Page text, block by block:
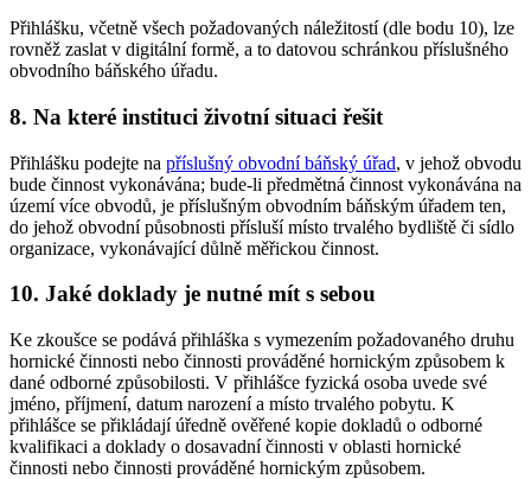
Přihlášku, včetně všech požadovaných náležitostí (dle bodu 10), lze
rovněž zaslat v digitální formě, a to datovou schránkou příslušného
obvodního báňského úřadu.
8. Na které instituci životní situaci řešit
Přihlášku podejte na příslušný obvodní báňský úřad, v jehož obvodu
bude činnost vykonávána; bude-li předmětná činnost vykonávána na
území více obvodů, je příslušným obvodním báňským úřadem ten,
do jehož obvodní působnosti přísluší místo trvalého bydliště či sídlo
organizace, vykonávající důlně měřickou činnost.
10. Jaké doklady je nutné mít s sebou
Ke zkoušce se podává přihláška s vymezením požadovaného druhu
hornické činnosti nebo činnosti prováděné hornickým způsobem k
dané odborné způsobilosti. V přihlášce fyzická osoba uvede své
jméno, příjmení, datum narození a místo trvalého pobytu. K
přihlášce se přikládají úředně ověřené kopie dokladů o odborné
kvalifikaci a doklady o dosavadní činnosti v oblasti hornické
činnosti nebo činnosti prováděné hornickým způsobem.